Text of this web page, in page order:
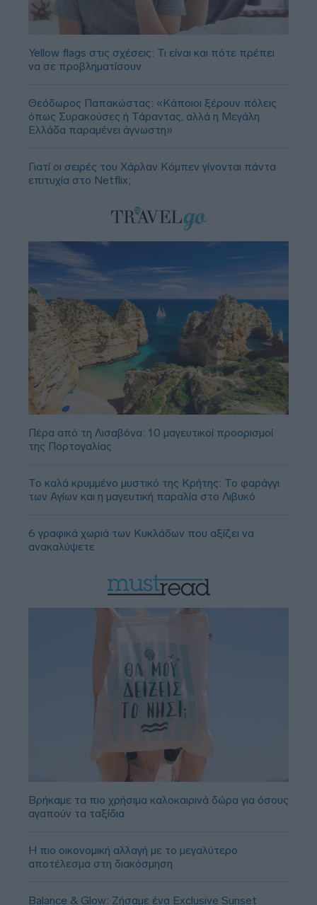
Yellow flags στις σχέσεις: Τι είναι και πότε πρέπει
να σε προβληματίσουν
Θεόδωρος Παπακώστας: «Κάποιοι ξέρουν πόλεις
όπως Συρακούσες ή Τάραντας, αλλά η Μεγάλη
Ελλάδα παραμένει άγνωστη»
Γιατί οι σειρές του Χάρλαν Κόμπεν γίνονται πάντα
επιτυχία στο Netflix;
Πέρα από τη Λισαβόνα: 10 μαγευτικοί προορισμοί
της Πορτογαλίας
Το καλά κρυμμένο μυστικό της Κρήτης: Το φαράγγι
των Αγίων και η μαγευτική παραλία στο Λιβυκό
6 γραφικά χωριά των Κυκλάδων που αξίζει να
ανακαλύψετε
Βρήκαμε τα πιο χρήσιμα καλοκαιρινά δώρα για όσους
αγαπούν τα ταξίδια
Η πιο οικονομική αλλαγή με το μεγαλύτερο
αποτέλεσμα στη διακόσμηση
Balance & Glow: Ζήσαμε ένα Exclusive Sunset